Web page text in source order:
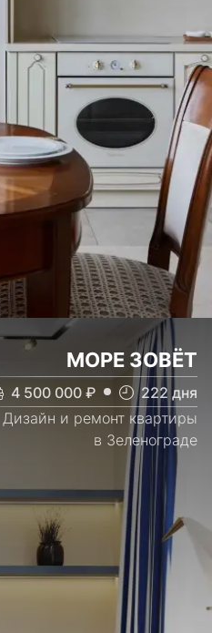
МОРЕ ЗОВЁТ
4 500 000 ₽ 222 дня
Дизайн и ремонт квартиры
в Зеленограде